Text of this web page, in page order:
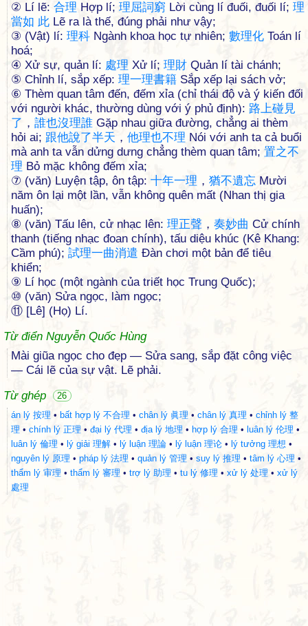
② Lí lẽ: 合理 Hợp lí; 理屈詞窮 Lời cùng lí đuối, đuối lí; 理
當如 此 Lẽ ra là thế, đúng phải như vậy;
③ (Vật) lí: 理科 Ngành khoa học tự nhiên; 數理化 Toán lí
hoá;
④ Xử sự, quản lí: 處理 Xử lí; 理財 Quản lí tài chánh;
⑤ Chỉnh lí, sắp xếp: 理一理書籍 Sắp xếp lại sách vở;
⑥ Thèm quan tâm đến, đếm xỉa (chỉ thái độ và ý kiến đối
với người khác, thường dùng với ý phủ định): 路上碰 見
了 ， 誰也沒理誰 Gặp nhau giữa đường, chẳng ai thèm
hỏi ai; 跟他說了半天 ， 他理也不理 Nói với anh ta cả buổi
mà anh ta vẫn dửng dưng chẳng thèm quan tâm; 置之不
理 Bỏ mặc không đếm xỉa;
⑦ (văn) Luyện tập, ôn tập: 十年一理 ， 猶不遺忘 Mười
năm ôn lại một lần, vẫn không quên mất (Nhan thị gia
huấn);
⑧ (văn) Tấu lên, cử nhạc lên: 理正聲 ， 奏妙曲 Cử chính
thanh (tiếng nhạc đoan chính), tấu diệu khúc (Kê Khang:
Cầm phú); 試理一曲消遣 Đàn chơi một bản để tiêu
khiển;
⑨ Lí học (một ngành của triết học Trung Quốc);
⑩ (văn) Sửa ngọc, làm ngọc;
⑪ [Lê] (Họ) Lí.
Từ điển Nguyễn Quốc Hùng
Mài giũa ngọc cho đẹp — Sửa sang, sắp đặt công việc
— Cái lẽ của sự vật. Lẽ phải.
Từ ghép
26
án lý 按理 • bất hợp lý 不合理 • chân lý 眞理 • chân lý 真理 • chỉnh lý 整
理 • chính lý 正理 • đại lý 代理 • địa lý 地理 • hợp lý 合理 • luân lý 伦理 •
luân lý 倫理 • lý giải 理解 • lý luận 理論 • lý luận 理论 • lý tưởng 理想 •
nguyên lý 原理 • pháp lý 法理 • quản lý 管理 • suy lý 推理 • tâm lý 心理 •
thẩm lý 审理 • thẩm lý 審理 • trợ lý 助理 • tu lý 修理 • xử lý 处理 • xử lý
處理